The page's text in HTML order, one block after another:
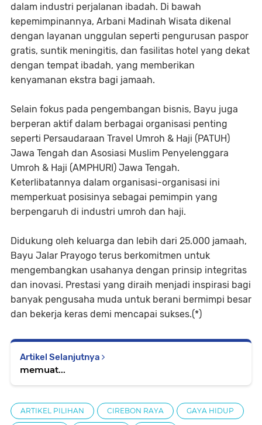
dalam industri perjalanan ibadah. Di bawah
kepemimpinannya, Arbani Madinah Wisata dikenal
dengan layanan unggulan seperti pengurusan paspor
gratis, suntik meningitis, dan fasilitas hotel yang dekat
dengan tempat ibadah, yang memberikan
kenyamanan ekstra bagi jamaah.
Selain fokus pada pengembangan bisnis, Bayu juga
berperan aktif dalam berbagai organisasi penting
seperti Persaudaraan Travel Umroh & Haji (PATUH)
Jawa Tengah dan Asosiasi Muslim Penyelenggara
Umroh & Haji (AMPHURI) Jawa Tengah.
Keterlibatannya dalam organisasi-organisasi ini
memperkuat posisinya sebagai pemimpin yang
berpengaruh di industri umroh dan haji.
Didukung oleh keluarga dan lebih dari 25.000 jamaah,
Bayu Jalar Prayogo terus berkomitmen untuk
mengembangkan usahanya dengan prinsip integritas
dan inovasi. Prestasi yang diraih menjadi inspirasi bagi
banyak pengusaha muda untuk berani bermimpi besar
dan bekerja keras demi mencapai sukses.(*)
Artikel Selanjutnya
memuat...
ARTIKEL PILIHAN CIREBON RAYA GAYA HIDUP